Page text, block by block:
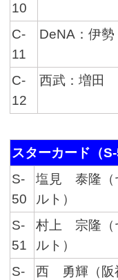
10
C-
11
DeNA：伊
C-
12
西武：増田
スターカード（
S-
50
塩見 泰隆（
ルト）
S-
51
村上 宗隆（
ルト）
S-
西 勇輝（阪